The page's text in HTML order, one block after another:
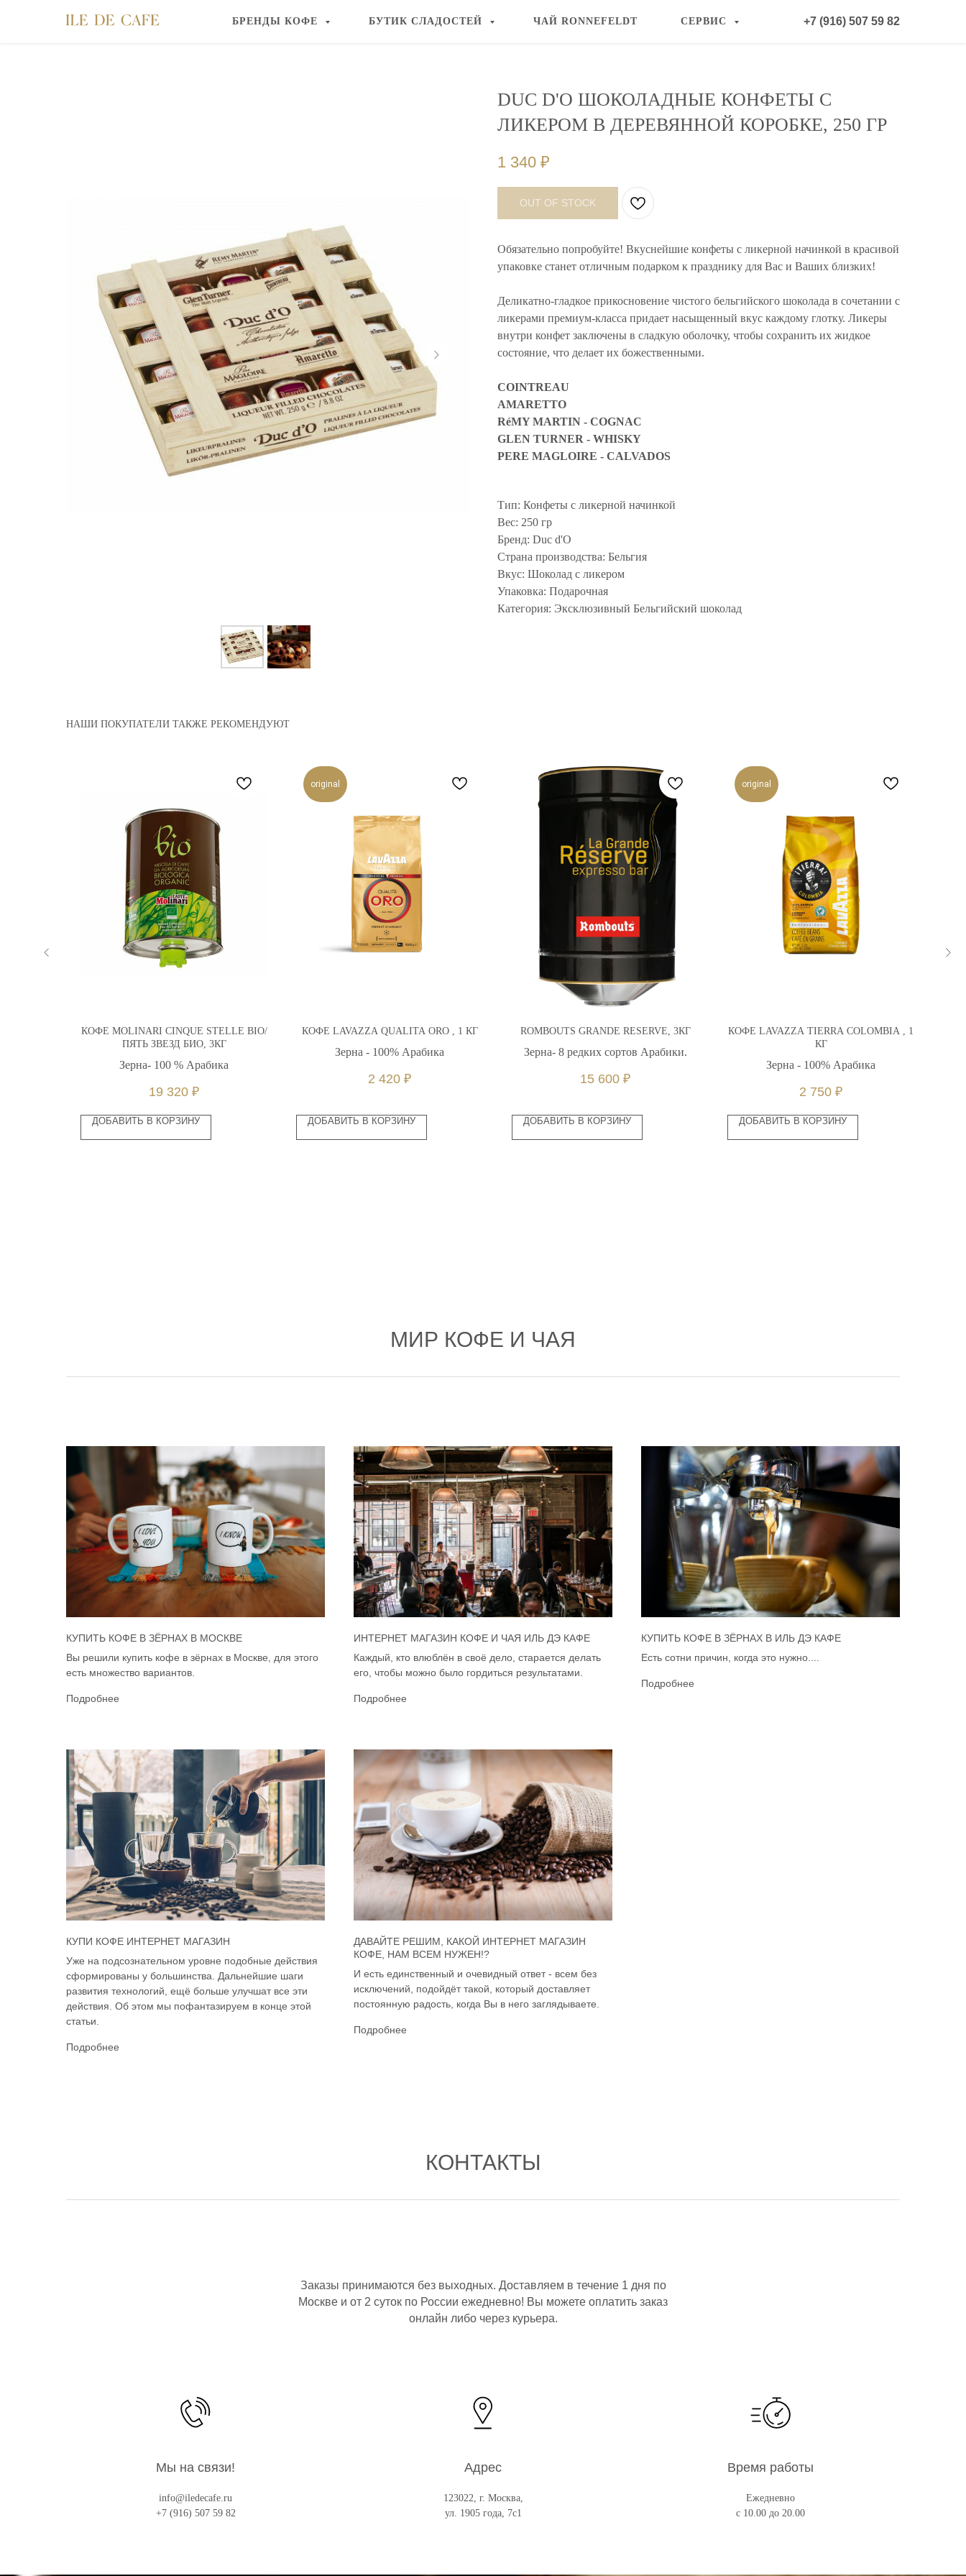
БРЕНДЫ КОФЕ БУТИК СЛАДОСТЕЙ ЧАЙ RONNEFELDT СЕРВИС +7 (916) 507 59 82
DUC D'O ШОКОЛАДНЫЕ КОНФЕТЫ С
ЛИКЕРОМ В ДЕРЕВЯННОЙ КОРОБКЕ, 250 ГР
1 340 ₽
OUT OF STOCK
Обязательно попробуйте! Вкуснейшие конфеты с ликерной начинкой в красивой
упаковке станет отличным подарком к празднику для Вас и Ваших близких!
Деликатно-гладкое прикосновение чистого бельгийского шоколада в сочетании с
ликерами премиум-класса придает насыщенный вкус каждому глотку. Ликеры
внутри конфет заключены в сладкую оболочку, чтобы сохранить их жидкое
состояние, что делает их божественными.
COINTREAU
AMARETTO
RéMY MARTIN - COGNAC
GLEN TURNER - WHISKY
PERE MAGLOIRE - CALVADOS
Тип: Конфеты с ликерной начинкой
Вес: 250 гр
Бренд: Duc d'O
Страна производства: Бельгия
Вкус: Шоколад с ликером
Упаковка: Подарочная
Категория: Эксклюзивный Бельгийский шоколад
НАШИ ПОКУПАТЕЛИ ТАКЖЕ РЕКОМЕНДУЮТ
КОФЕ MOLINARI CINQUE STELLE BIO/
ПЯТЬ ЗВЕЗД БИО, 3КГ
Зерна- 100 % Арабика
19 320 ₽
ДОБАВИТЬ В КОРЗИНУ
original
КОФЕ LAVAZZA QUALITA ORO , 1 КГ
Зерна - 100% Арабика
2 420 ₽
ДОБАВИТЬ В КОРЗИНУ
ROMBOUTS GRANDE RESERVE, 3КГ
Зерна- 8 редких сортов Арабики.
15 600 ₽
ДОБАВИТЬ В КОРЗИНУ
original
КОФЕ LAVAZZA TIERRA COLOMBIA , 1
КГ
Зерна - 100% Арабика
2 750 ₽
ДОБАВИТЬ В КОРЗИНУ
МИР КОФЕ И ЧАЯ
КУПИТЬ КОФЕ В ЗЁРНАХ В МОСКВЕ
Вы решили купить кофе в зёрнах в Москве, для этого
есть множество вариантов.
Подробнее
ИНТЕРНЕТ МАГАЗИН КОФЕ И ЧАЯ ИЛЬ ДЭ КАФЕ
Каждый, кто влюблён в своё дело, старается делать
его, чтобы можно было гордиться результатами.
Подробнее
КУПИТЬ КОФЕ В ЗЁРНАХ В ИЛЬ ДЭ КАФЕ
Есть сотни причин, когда это нужно....
Подробнее
КУПИ КОФЕ ИНТЕРНЕТ МАГАЗИН
Уже на подсознательном уровне подобные действия
сформированы у большинства. Дальнейшие шаги
развития технологий, ещё больше улучшат все эти
действия. Об этом мы пофантазируем в конце этой
статьи.
Подробнее
ДАВАЙТЕ РЕШИМ, КАКОЙ ИНТЕРНЕТ МАГАЗИН
КОФЕ, НАМ ВСЕМ НУЖЕН!?
И есть единственный и очевидный ответ - всем без
исключений, подойдёт такой, который доставляет
постоянную радость, когда Вы в него заглядываете.
Подробнее
КОНТАКТЫ
Заказы принимаются без выходных. Доставляем в течение 1 дня по
Москве и от 2 суток по России ежедневно! Вы можете оплатить заказ
онлайн либо через курьера.
Мы на связи!
info@iledecafe.ru
+7 (916) 507 59 82
Адрес
123022, г. Москва,
ул. 1905 года, 7с1
Время работы
Ежедневно
с 10.00 до 20.00